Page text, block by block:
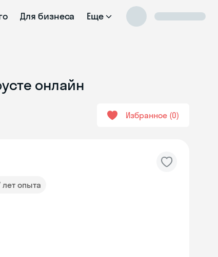
Для бизнеса Еще
онлайн
Избранное 0
лет опыта